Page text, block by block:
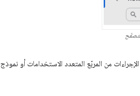
من المربّع المتعدد الاستخدامات أو نموذج